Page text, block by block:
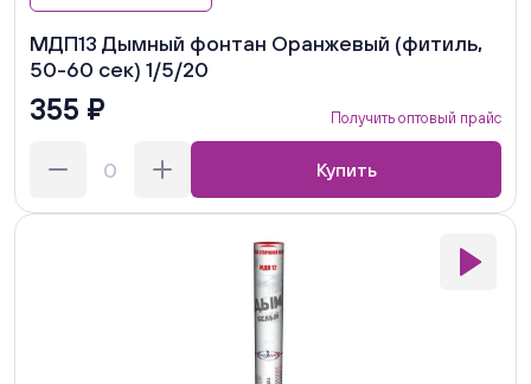
МДП13 Дымный фонтан Оранжевый (фитиль,
50-60 сек) 1/5/20
355 ₽ Получить оптовый прайс
Купить